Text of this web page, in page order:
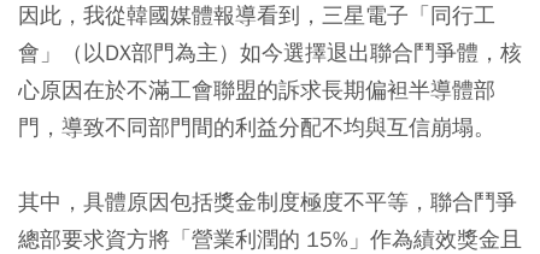
因此，我從韓國媒體報導看到，三星電子「同行工
會」（以DX部門為主）如今選擇退出聯合鬥爭體，核
心原因在於不滿工會聯盟的訴求長期偏袒半導體部
門，導致不同部門間的利益分配不均與互信崩塌。
其中，具體原因包括獎金制度極度不平等，聯合鬥爭
總部要求資方將「營業利潤的 15%」作為績效獎金且